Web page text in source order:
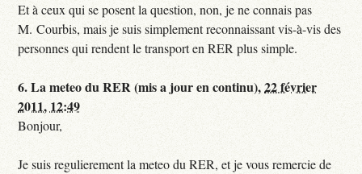
Et à ceux qui se posent la question, non, je ne connais pas
M. Courbis, mais je suis simplement reconnaissant vis-à-vis des
personnes qui rendent le transport en RER plus simple.
6.La meteo du RER (mis a jour en continu),22 février
2011, 12:49
Bonjour,
Je suis regulierement la meteo du RER, et je vous remercie de